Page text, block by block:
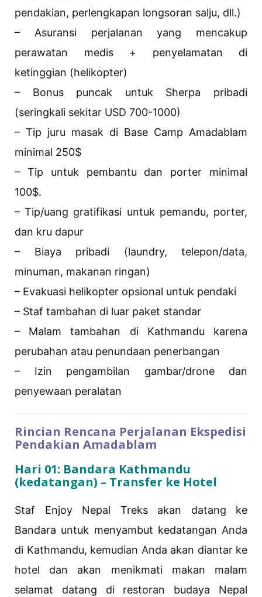
pendakian, perlengkapan longsoran salju, dll.)
– Asuransi perjalanan yang mencakup
perawatan medis + penyelamatan di
ketinggian (helikopter)
– Bonus puncak untuk Sherpa pribadi
(seringkali sekitar USD 700-1000)
– Tip juru masak di Base Camp Amadablam
minimal 250$
– Tip untuk pembantu dan porter minimal
100$.
– Tip/uang gratifikasi untuk pemandu, porter,
dan kru dapur
– Biaya pribadi (laundry, telepon/data,
minuman, makanan ringan)
– Evakuasi helikopter opsional untuk pendaki
– Staf tambahan di luar paket standar
– Malam tambahan di Kathmandu karena
perubahan atau penundaan penerbangan
– Izin pengambilan gambar/drone dan
penyewaan peralatan
Rincian Rencana Perjalanan Ekspedisi
Pendakian Amadablam
Hari 01: Bandara Kathmandu
(kedatangan) – Transfer ke Hotel
Staf Enjoy Nepal Treks akan datang ke
Bandara untuk menyambut kedatangan Anda
di Kathmandu, kemudian Anda akan diantar ke
hotel dan akan menikmati makan malam
selamat datang di restoran budaya Nepal